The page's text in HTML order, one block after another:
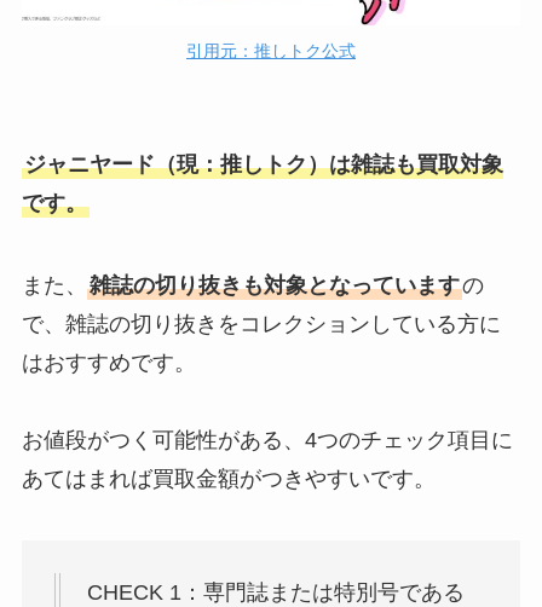
アップルミュージックでジャニー
など暗黙のルールを紹介
ない？2人と一人の当たる確率も
め業者なども調査！
引用元：推しトク公式
ジャニヤード（現：推しトク）は雑誌も買取対象
です。
また、 雑誌の切り抜きも対象となっていますの
で、雑誌の切り抜きをコレクションしている方に
はおすすめです。
お値段がつく可能性がある、4つのチェック項目に
あてはまれば買取金額がつきやすいです。
CHECK 1：専門誌または特別号である